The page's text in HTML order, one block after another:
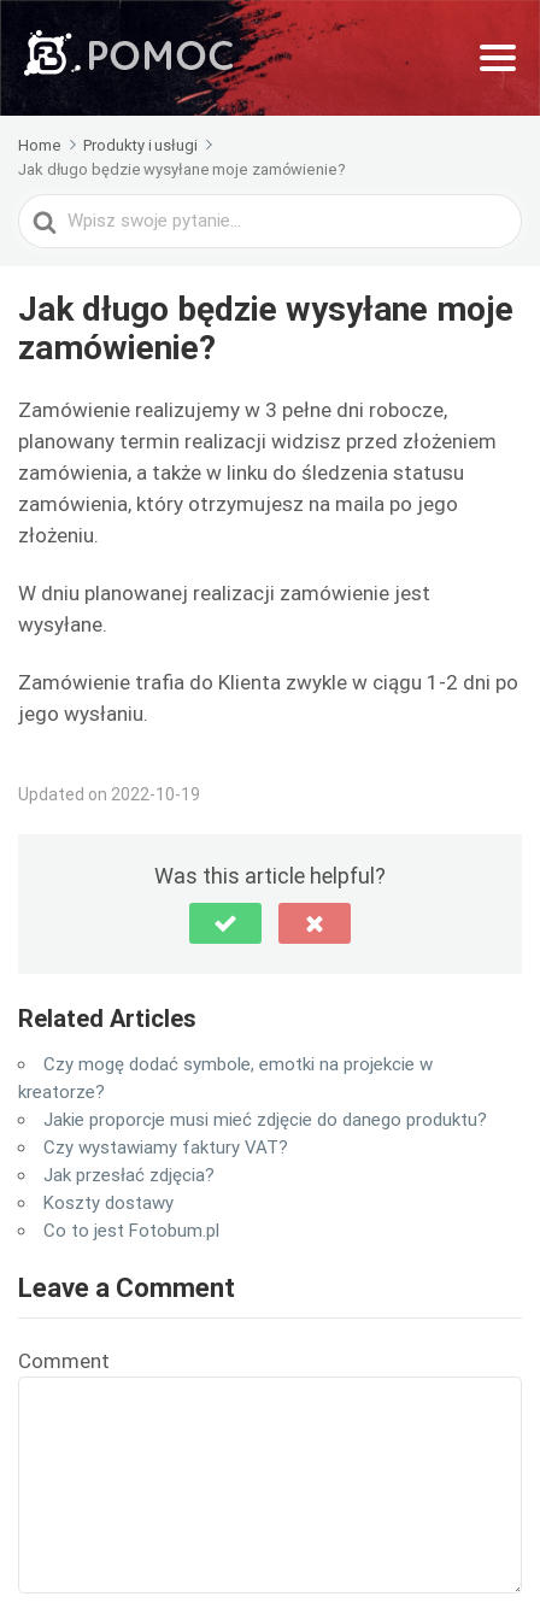
Home
Produkty i usługi
Jak długo będzie wysyłane moje zamówienie?
Search
For
Jak długo będzie wysyłane moje
zamówienie?
Zamówienie realizujemy w 3 pełne dni robocze,
planowany termin realizacji widzisz przed złożeniem
zamówienia, a także w linku do śledzenia statusu
zamówienia, który otrzymujesz na maila po jego
złożeniu.
W dniu planowanej realizacji zamówienie jest
wysyłane.
Zamówienie trafia do Klienta zwykle w ciągu 1-2 dni po
jego wysłaniu.
Updated on 2022-10-19
Was this article helpful?
Related Articles
Czy mogę dodać symbole, emotki na projekcie w
kreatorze?
Jakie proporcje musi mieć zdjęcie do danego produktu?
Czy wystawiamy faktury VAT?
Jak przesłać zdjęcia?
Koszty dostawy
Co to jest Fotobum.pl
Leave a Comment
Comment